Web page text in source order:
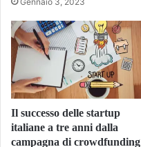
Il successo delle startup
italiane a tre anni dalla
campagna di crowdfunding